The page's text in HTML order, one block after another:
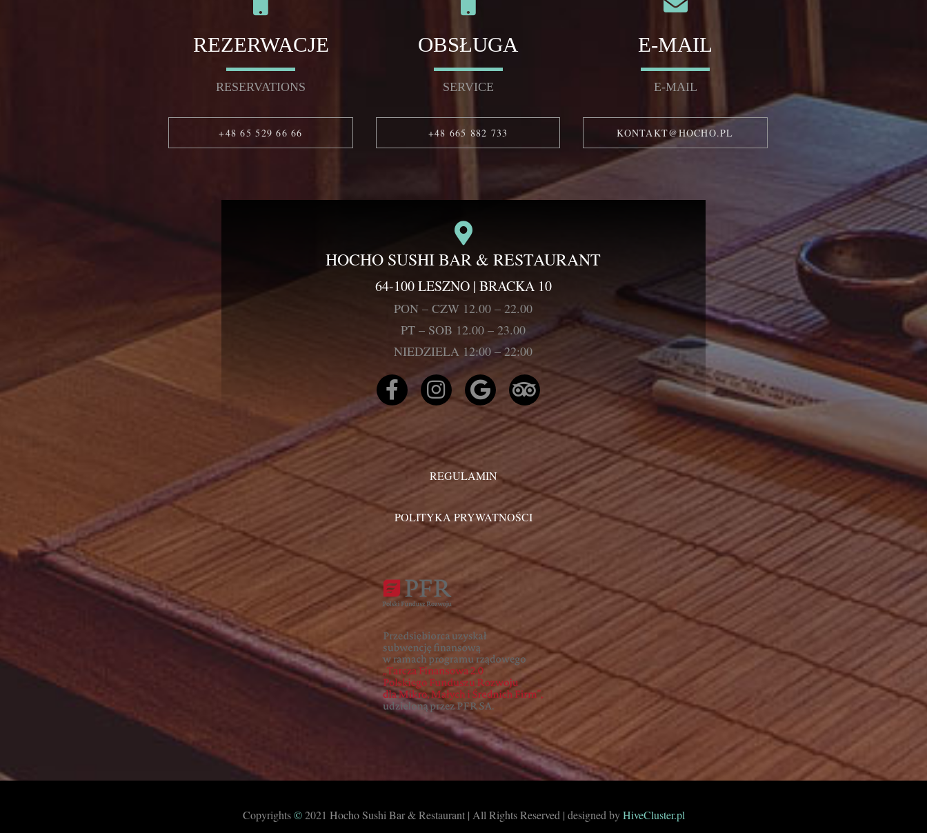
REZERWACJE
RESERVATIONS
+48 65 529 66 66
OBSŁUGA
SERVICE
+48 665 882 733
E-MAIL
E-MAIL
KONTAKT@HOCHO.PL
HOCHO SUSHI BAR & RESTAURANT
64-100 LESZNO | BRACKA 10
PON – CZW 12.00 – 22.00
PT – SOB 12.00 – 23.00
NIEDZIELA 12:00 – 22:00
REGULAMIN
POLITYKA PRYWATNOŚCI
Copyrights©2021 Hocho Sushi Bar & Restaurant | All Rights Reserved | designed by HiveCluster.pl